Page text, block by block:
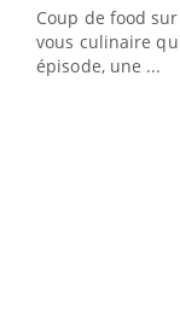
Coup de food
vous culinaire
épisode, une ...